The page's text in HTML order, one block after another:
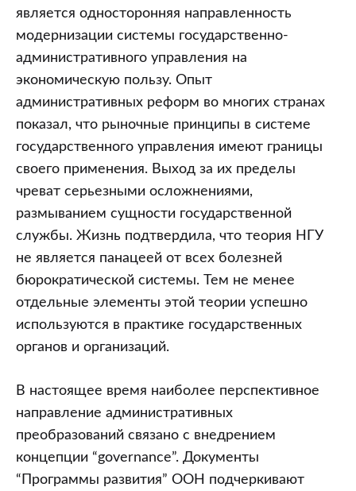
является односторонняя направленность
модернизации системы государственно-
административного управления на
экономическую пользу. Опыт
административных реформ во многих странах
показал, что рыночные принципы в системе
государственного управления имеют границы
своего применения. Выход за их пределы
чреват серьезными осложнениями,
размыванием сущности государственной
службы. Жизнь подтвердила, что теория НГУ
не является панацеей от всех болезней
бюрократической системы. Тем не менее
отдельные элементы этой теории успешно
используются в практике государственных
органов и организаций.
В настоящее время наиболее перспективное
направление административных
преобразований связано с внедрением
концепции “governance”. Документы
“Программы развития” ООН подчеркивают